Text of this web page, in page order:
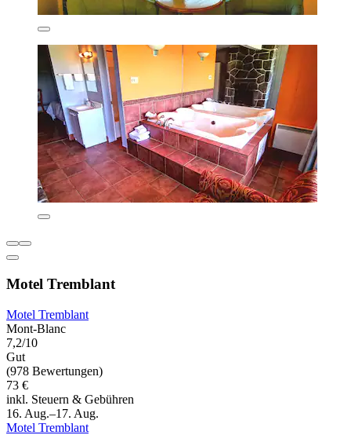
Motel Tremblant
Motel Tremblant
Mont-Blanc
7,2/10
Gut
(978 Bewertungen)
73 €
inkl. Steuern & Gebühren
16. Aug.–17. Aug.
Motel Tremblant